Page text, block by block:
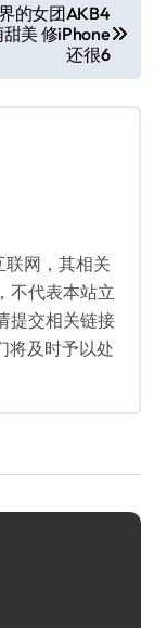
的女团AKB4
美 修iPhone
还很6
联网，其相关
不代表本站立
提交相关链接
将及时予以处